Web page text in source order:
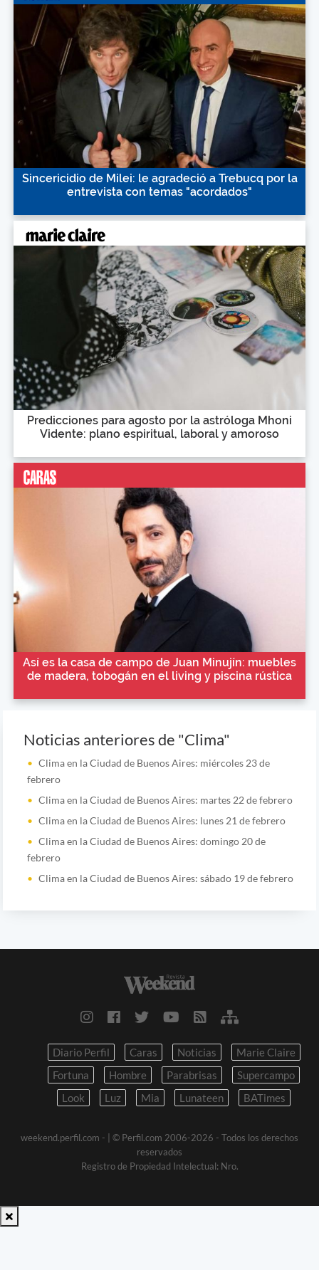
Sincericidio de Milei: le agradeció a Trebucq por la
entrevista con temas "acordados"
Predicciones para agosto por la astróloga Mhoni
Vidente: plano espiritual, laboral y amoroso
Así es la casa de campo de Juan Minujín: muebles
de madera, tobogán en el living y piscina rústica
Noticias anteriores de "Clima"
Clima en la Ciudad de Buenos Aires: miércoles 23 de
febrero
Clima en la Ciudad de Buenos Aires: martes 22 de febrero
Clima en la Ciudad de Buenos Aires: lunes 21 de febrero
Clima en la Ciudad de Buenos Aires: domingo 20 de
febrero
Clima en la Ciudad de Buenos Aires: sábado 19 de febrero
Diario Perfil Caras Noticias
Marie Claire
Fortuna
Hombre Parabrisas
Supercampo
Look
Luz Mia Lunateen BATimes
weekend.perfil.com -
| © Perfil.com 2006-2026 - Todos los derechos
reservados
Registro de Propiedad Intelectual: Nro.